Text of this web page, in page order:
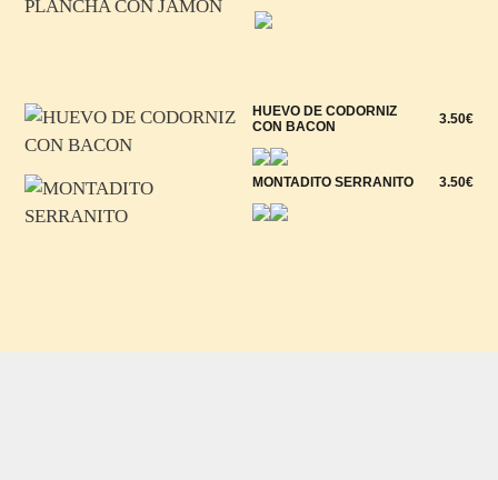
HUEVO DE CODORNIZ
CON BACON
3.50€
MONTADITO SERRANITO 3.50€